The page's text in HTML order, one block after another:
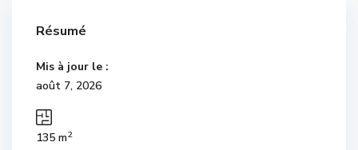
Résumé
Mis à jour le :
août 7, 2026
135 m2